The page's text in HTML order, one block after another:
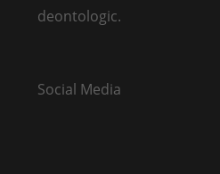
deontologic.
Social Media